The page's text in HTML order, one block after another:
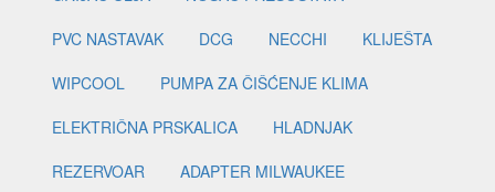
PVC NASTAVAK
DCG NECCHI
KLIJEŠTA
WIPCOOL
PUMPA ZA ČIŠĆENJE KLIMA
ELEKTRIČNA PRSKALICA
HLADNJAK
REZERVOAR
ADAPTER MILWAUKEE